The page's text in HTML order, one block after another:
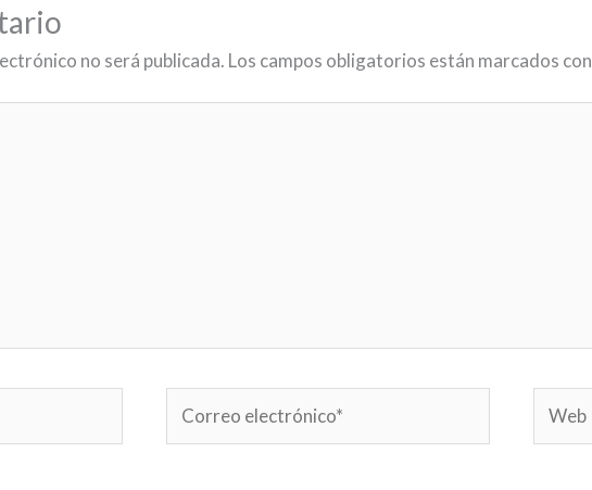
no será publicada. Los campos obligatorios están marcados con
electrónico*